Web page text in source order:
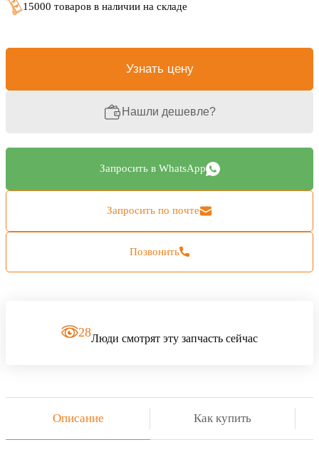
15000 товаров в наличии на складе
Узнать цену
Нашли дешевле?
Запросить в WhatsApp
Запросить по почте
Позвонить
28Люди смотрят эту запчасть сейчас
Описание Как купить